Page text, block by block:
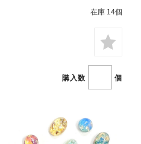
在庫 14個
購入数 個